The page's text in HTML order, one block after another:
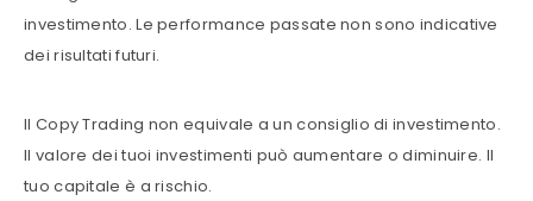
investimento. Le performance passate non sono indicative
dei risultati futuri.
Il Copy Trading non equivale a un consiglio di investimento.
Il valore dei tuoi investimenti può aumentare o diminuire. Il
tuo capitale è a rischio.